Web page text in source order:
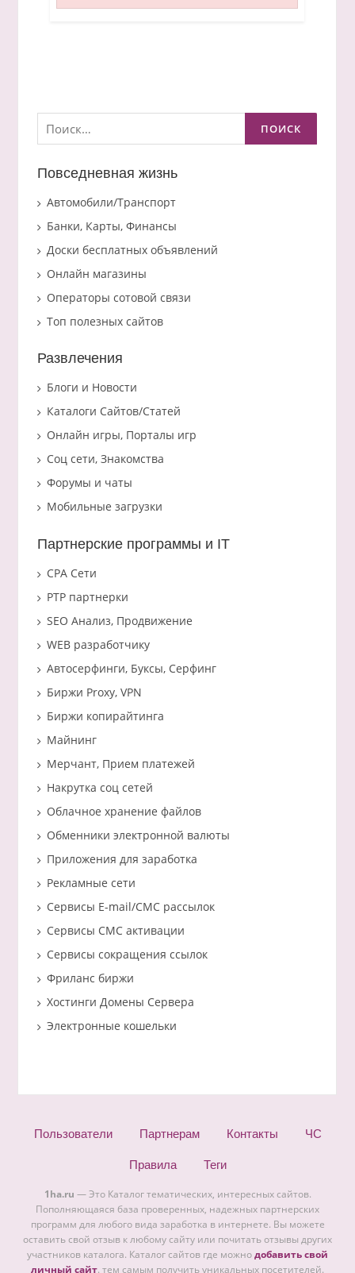
Найти:
Повседневная жизнь
Автомобили/Транспорт
Банки, Карты, Финансы
Доски бесплатных объявлений
Онлайн магазины
Операторы сотовой связи
Топ полезных сайтов
Развлечения
Блоги и Новости
Каталоги Сайтов/Статей
Онлайн игры, Порталы игр
Соц сети, Знакомства
Форумы и чаты
Мобильные загрузки
Партнерские программы и IT
CPA Сети
PTP партнерки
SEO Анализ, Продвижение
WEB разработчику
Автосерфинги, Буксы, Серфинг
Биржи Proxy, VPN
Биржи копирайтинга
Майнинг
Мерчант, Прием платежей
Накрутка соц сетей
Облачное хранение файлов
Обменники электронной валюты
Приложения для заработка
Рекламные сети
Сервисы E-mail/СМС рассылок
Сервисы СМС активации
Сервисы сокращения ссылок
Фриланс биржи
Хостинги Домены Сервера
Электронные кошельки
Пользователи Партнерам Контакты ЧС
Правила Теги
1ha.ru — Это Каталог тематических, интересных сайтов.
Пополняющаяся база проверенных, надежных партнерских
программ для любого вида заработка в интернете. Вы можете
оставить свой отзыв к любому сайту или почитать отзывы других
участников каталога. Каталог сайтов где можнодобавить свой
личный сайт. тем самым получить уникальных посетителей.